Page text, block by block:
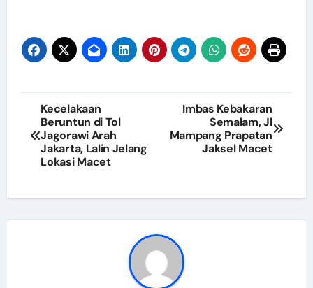
Navigasi
pos
Kecelakaan
Beruntun di Tol
Jagorawi Arah
Jakarta, Lalin Jelang
Lokasi Macet
Imbas Kebakaran
Semalam, Jl
Mampang Prapatan
Jaksel Macet